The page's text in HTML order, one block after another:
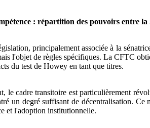
: répartition des pouvoirs entre
principalement associée à la
l'objet de règles spécifiques. La CFTC
du test de Howey en tant que titres.
le cadre transitoire est particulièrement
un degré suffisant de décentralisation.
et l'adoption institutionnelle.